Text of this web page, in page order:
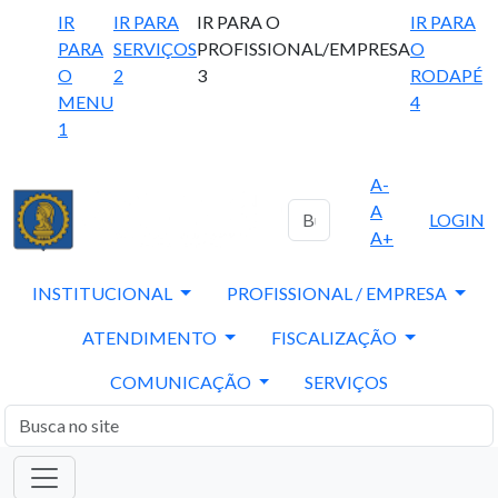
IR
PARA
O
MENU
1
IR PARA
SERVIÇOS
2
IR PARA O
PROFISSIONAL/EMPRESA
3
IR PARA
O
RODAPÉ
4
A-
A
A+
LOGIN
INSTITUCIONAL PROFISSIONAL / EMPRESA
ATENDIMENTO FISCALIZAÇÃO
COMUNICAÇÃO SERVIÇOS